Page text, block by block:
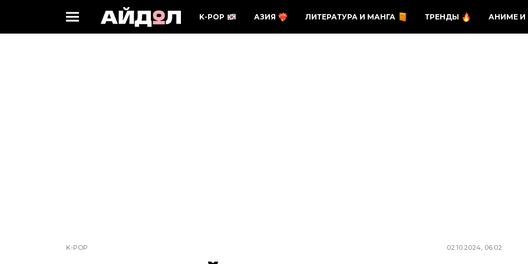
K-POP АЗИЯ ЛИТЕРАТУРА И МАНГА ТРЕНДЫ АНИМЕ И
K-POP 02.10.2024, 06:02